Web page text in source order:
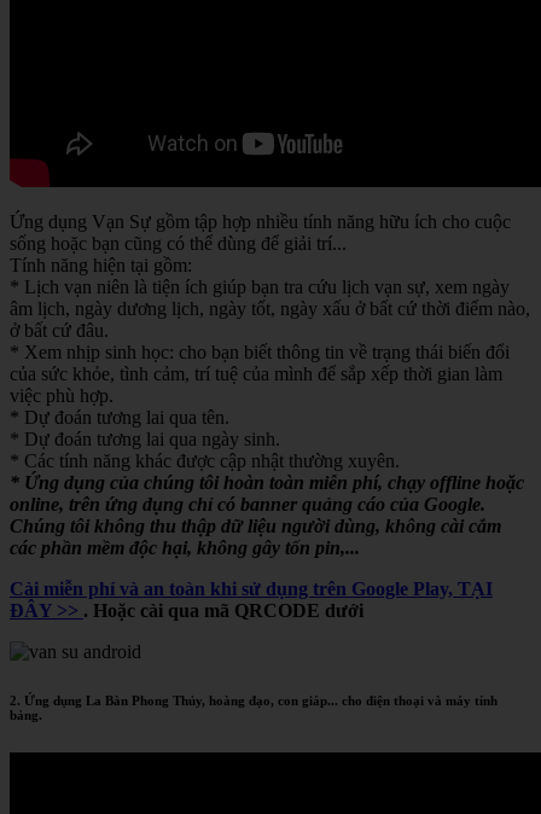
Ứng dụng Vạn Sự gồm tập hợp nhiều tính năng hữu ích cho cuộc
sống hoặc bạn cũng có thể dùng để giải trí...
Tính năng hiện tại gồm:
* Lịch vạn niên là tiện ích giúp bạn tra cứu lịch vạn sự, xem ngày
âm lịch, ngày dương lịch, ngày tốt, ngày xấu ở bất cứ thời điểm nào,
ở bất cứ đâu.
* Xem nhịp sinh học: cho bạn biết thông tin về trạng thái biến đổi
của sức khỏe, tình cảm, trí tuệ của mình để sắp xếp thời gian làm
việc phù hợp.
* Dự đoán tương lai qua tên.
* Dự đoán tương lai qua ngày sinh.
* Các tính năng khác được cập nhật thường xuyên.
* Ứng dụng của chúng tôi hoàn toàn miễn phí, chạy offline hoặc
online, trên ứng dụng chỉ có banner quảng cáo của Google.
Chúng tôi không thu thập dữ liệu người dùng, không cài cắm
các phần mềm độc hại, không gây tốn pin,...
Cài miễn phí và an toàn khi sử dụng trên Google Play, TẠI
ĐÂY >> . Hoặc cài qua mã QRCODE dưới
2. Ứng dụng La Bàn Phong Thủy, hoàng đạo, con giáp... cho điện thoại và máy tính
bảng.